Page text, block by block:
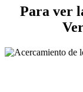
Para ver